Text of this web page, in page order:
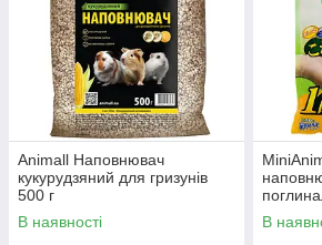
Animall Наповнювач
кукурудзяний для гризунів
500 г
В наявності
порід
В